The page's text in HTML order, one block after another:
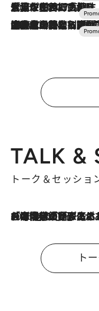
2026.7.17
「土佐和ハーブかき氷」がOMO7高知に登場！生姜、山椒、大葉など目にも舌にも涼を呼ぶ郷土の味
2026.7.10
NEW OPEN！【界 草津】名湯の地に誕生。趣の異なる2種の温泉と上州ならではの会席・蕎麦割烹など美食を味わう究極の癒やし旅
TALK &
トーク＆セッショ
2026.8.3
「今後値上げがあるとすれば…」「リスクがあるのは今年の冬」エネルギー専門家が語る、ホルムズ海峡封鎖が家庭にもたらす“ある心配”
ト